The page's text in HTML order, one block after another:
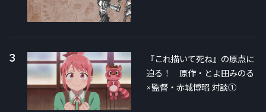
3
『これ描いて死ね』の原点に
迫る！ 原作・とよ田みのる
×監督・赤城博昭 対談①